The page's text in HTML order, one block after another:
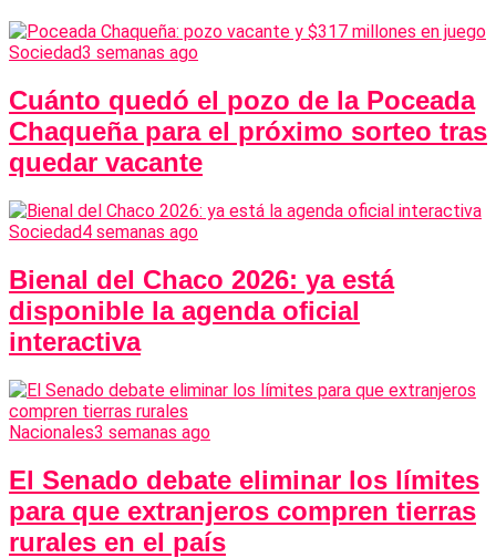
Sociedad3 semanas ago
Cuánto quedó el pozo de la Poceada
Chaqueña para el próximo sorteo tras
quedar vacante
Sociedad4 semanas ago
Bienal del Chaco 2026: ya está
disponible la agenda oficial
interactiva
Nacionales3 semanas ago
El Senado debate eliminar los límites
para que extranjeros compren tierras
rurales en el país